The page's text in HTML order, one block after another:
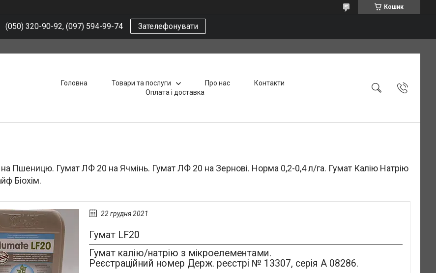
Кошик
(050) 320-90-92, (097) 594-99-74 Зателефонувати
Головна Товари та послуги Про нас
Контакти
Оплата і доставка
Пшеницю. Гумат ЛФ 20 на Ячмінь. Гумат ЛФ 20 на Зернові. Норма 0,2-0,4 л/га. Гумат Калію Натрію
Біохім.
22 грудня 2021
Гумат LF20
Гумат калію/натрію з мікроелементами.
Реєстраційний номер Держ. реєстрі № 13307, серія А 08286.